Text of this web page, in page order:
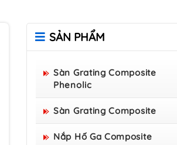
SẢN PHẨM
Sàn Grating Composite
Phenolic
Sàn Grating Composite
Nắp Hố Ga Composite